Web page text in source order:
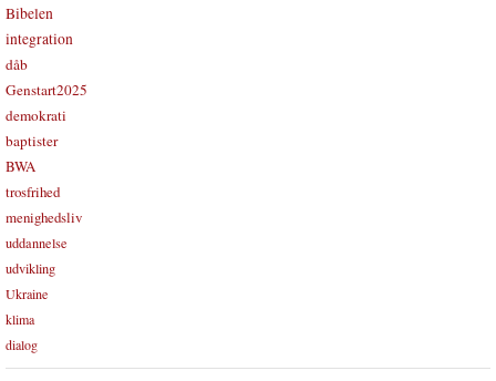
Bibelen
integration
dåb
Genstart2025
demokrati
baptister
BWA
trosfrihed
menighedsliv
uddannelse
udvikling
Ukraine
klima
dialog